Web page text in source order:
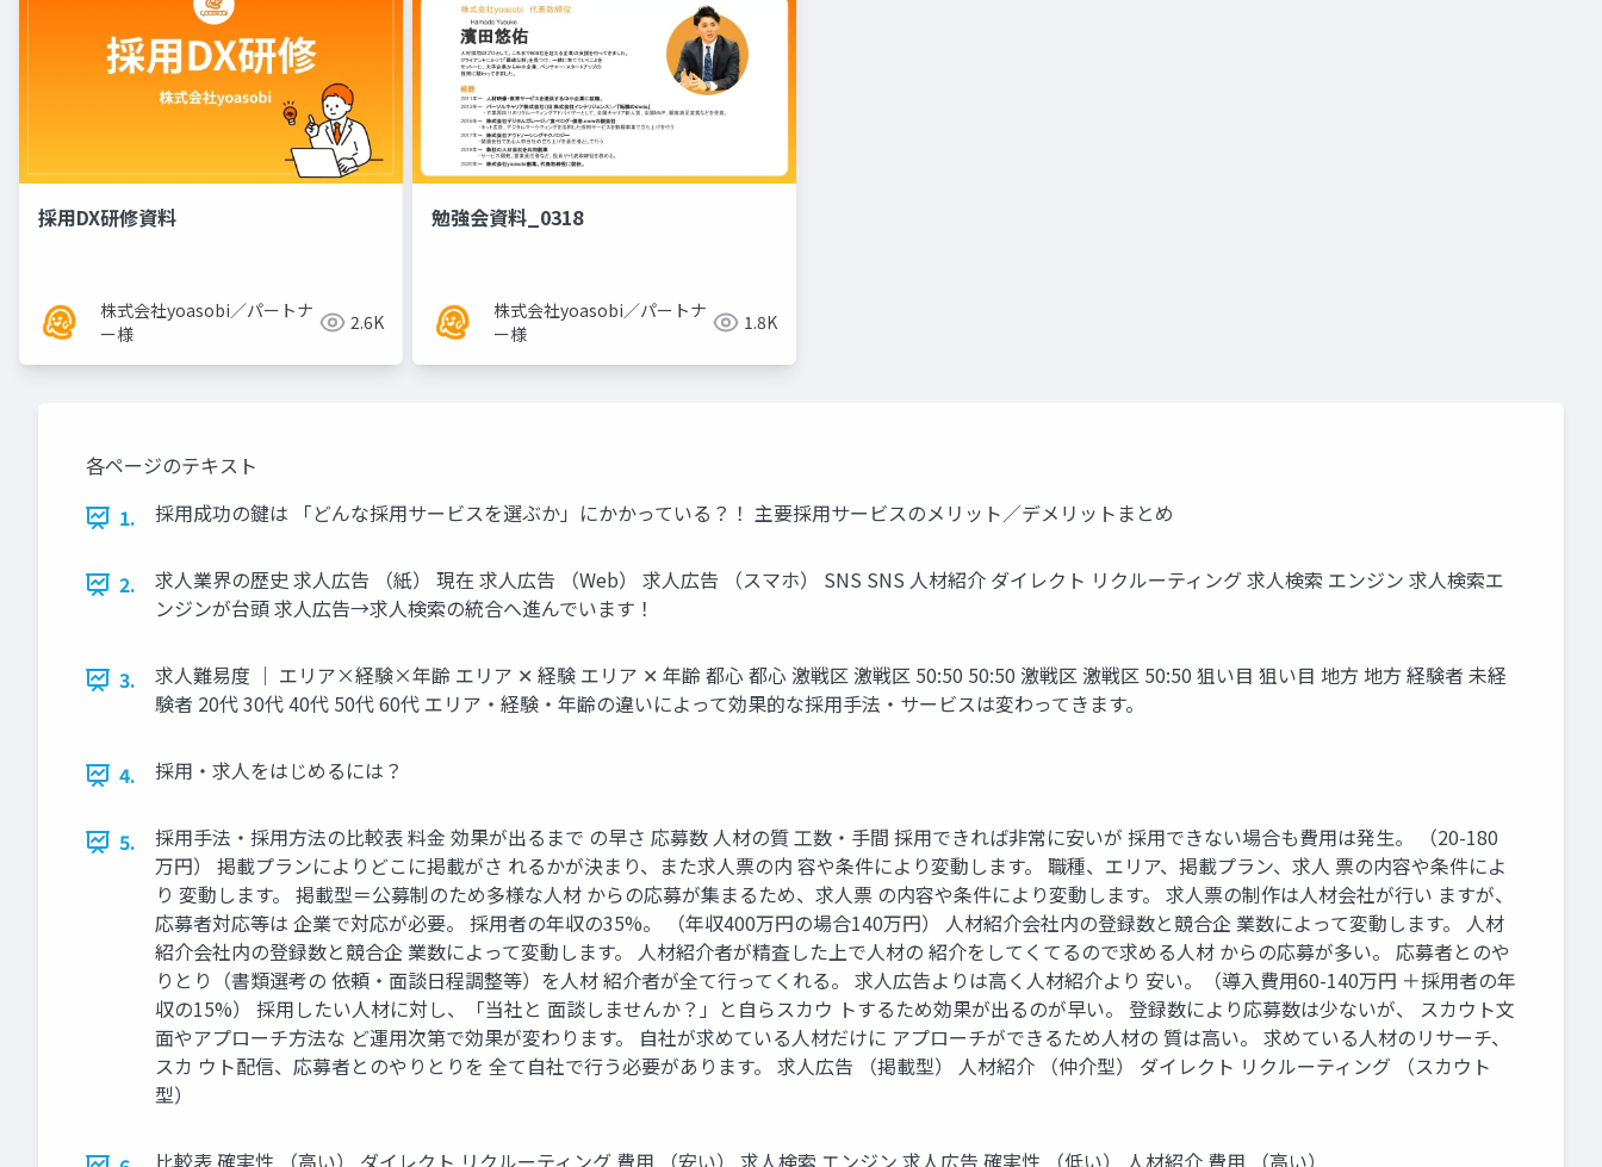
採用DX研修資料
株式会社yoasobi／パートナ
ー様
2.6K
勉強会資料_0318
株式会社yoasobi／パートナ
ー様
1.8K
各ページのテキスト
1.
採⽤成功の鍵は 「どんな採⽤サービスを選ぶか」にかかっている？！ 主要採⽤サービスのメリット∕デメリットまとめ
2.
求⼈業界の歴史 求⼈広告 （紙） 現在 求⼈広告 （Web） 求⼈広告 （スマホ） SNS SNS ⼈材紹介 ダイレクト リクルーティング 求⼈検索 エンジン 求⼈検索エ
ンジンが台頭 求⼈広告→求⼈検索の統合へ進んでいます！
3.
求⼈難易度 ｜ エリア×経験×年齢 エリア ✕ 経験 エリア ✕ 年齢 都⼼ 都⼼ 激戦区 激戦区 50:50 50:50 激戦区 激戦区 50:50 狙い⽬ 狙い⽬ 地⽅ 地⽅ 経験者 未経
験者 20代 30代 40代 50代 60代 エリア‧経験‧年齢の違いによって効果的な採⽤⼿法‧サービスは変わってきます。
4. 採用・求人をはじめるには？
5.
採用手法・採用方法の比較表 料⾦ 効果が出るまで の早さ 応募数 ⼈材の質 ⼯数‧⼿間 採⽤できれば⾮常に安いが 採⽤できない場合も費⽤は発⽣。 （20-180
万円） 掲載プランによりどこに掲載がさ れるかが決まり、また求⼈票の内 容や条件により変動します。 職種、エリア、掲載プラン、求⼈ 票の内容や条件によ
り 変動します。 掲載型＝公募制のため多様な⼈材 からの応募が集まるため、求⼈票 の内容や条件により変動します。 求⼈票の制作は⼈材会社が⾏い ますが、
応募者対応等は 企業で対応が必要。 採⽤者の年収の35%。 （年収400万円の場合140万円） ⼈材紹介会社内の登録数と競合企 業数によって変動します。 ⼈材
紹介会社内の登録数と競合企 業数によって変動します。 ⼈材紹介者が精査した上で⼈材の 紹介をしてくてるので求める⼈材 からの応募が多い。 応募者とのや
りとり（書類選考の 依頼‧⾯談⽇程調整等）を⼈材 紹介者が全て⾏ってくれる。 求⼈広告よりは⾼く⼈材紹介より 安い。（導⼊費⽤60-140万円 ＋採⽤者の年
収の15%） 採⽤したい⼈材に対し、「当社と ⾯談しませんか？」と⾃らスカウ トするため効果が出るのが早い。 登録数により応募数は少ないが、 スカウト⽂
⾯やアプローチ⽅法な ど運⽤次第で効果が変わります。 ⾃社が求めている⼈材だけに アプローチができるため⼈材の 質は⾼い。 求めている⼈材のリサーチ、
スカ ウト配信、応募者とのやりとりを 全て⾃社で⾏う必要があります。 求⼈広告 （掲載型） ⼈材紹介 （仲介型） ダイレクト リクルーティング （スカウト
型）